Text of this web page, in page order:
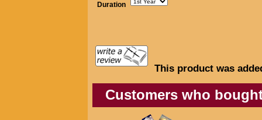
Duration
This product was
Customers who